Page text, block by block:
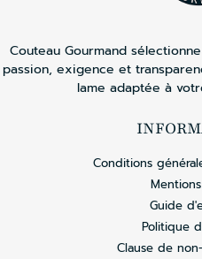
Couteau Gourmand
passion, exigence et
lame adaptée à
Conditions
Guide
Politique
Clause de